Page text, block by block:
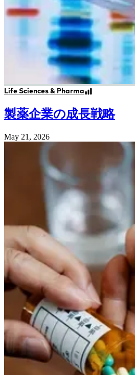
Life Sciences & Pharma
製薬企業の成長戦略
May 21, 2026